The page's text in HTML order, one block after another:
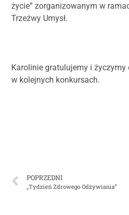
życie” zorganizowanym w
Trzeźwy Umysł.
Karolinie gratulujemy i
w kolejnych konkursach.
POPRZEDNI
„Tydzień Zdrowego Odżywiania”